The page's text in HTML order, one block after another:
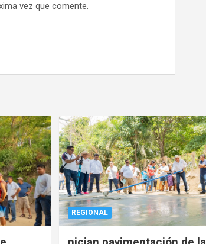
vez que comente.
REGIONAL